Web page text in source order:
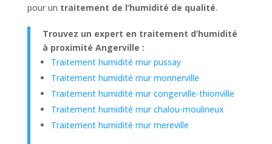
pour un traitement de l’humidité de qualité.
Trouvez un expert en traitement d’humidité
à proximité Angerville :
Traitement humidité mur pussay
Traitement humidité mur monnerville
Traitement humidité mur congerville-thionville
Traitement humidité mur chalou-moulineux
Traitement humidité mur mereville